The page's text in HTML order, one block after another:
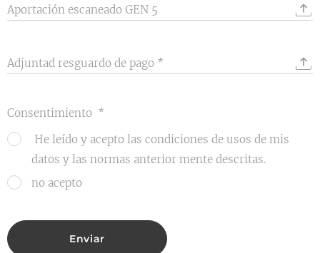
Aportación escaneado GEN 5
Adjuntad resguardo de pago
Consentimiento
He leído y acepto las condiciones de usos de mis
datos y las normas anterior mente descritas.
no acepto
Enviar